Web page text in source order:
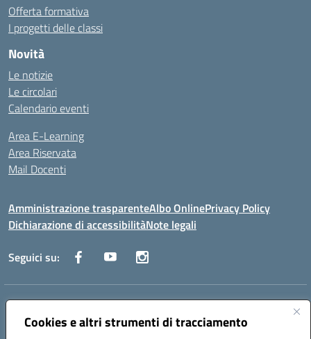
Cookies e altri strumenti di tracciamento
Offerta formativa
I progetti delle classi
Novità
Le notizie
Le circolari
Calendario eventi
Area E-Learning
Area Riservata
Mail Docenti
Amministrazione trasparenteAlbo OnlinePrivacy Policy
Dichiarazione di accessibilitàNote legali
Seguici su:
Indirizzo:
Centralino:0885 417864 Email:fgpc180008@istruzione.it